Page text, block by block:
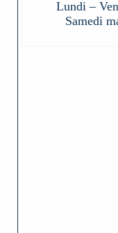
Lundi –
Samedi